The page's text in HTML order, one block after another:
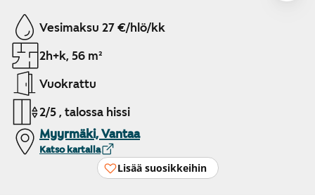
Näytetään dia 1 / 9
Vesimaksu 27 €/hlö/kk
2h+k, 56 m²
Vuokrattu
2/5 , talossa hissi
Myyrmäki, Vantaa
Katso kartalla
Lisää suosikkeihin